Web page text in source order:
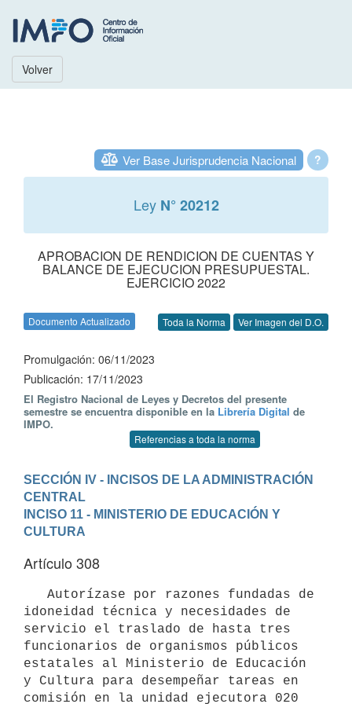
Volver
?
Ver Base Jurisprudencia Nacional
Ley N° 20212
APROBACION DE RENDICION DE CUENTAS Y
BALANCE DE EJECUCION PRESUPUESTAL.
EJERCICIO 2022
Documento Actualizado Toda la Norma Ver Imagen del D.O.
Promulgación: 06/11/2023
Publicación: 17/11/2023
El Registro Nacional de Leyes y Decretos del presente
semestre se encuentra disponible en la Librería Digital de
IMPO.
Referencias a toda la norma
SECCIÓN IV - INCISOS DE LA ADMINISTRACIÓN
CENTRAL
INCISO 11 - MINISTERIO DE EDUCACIÓN Y
CULTURA
Artículo 308
idoneidad técnica y necesidades de
servicio el traslado de hasta tres
funcionarios de organismos públicos
estatales al Ministerio de Educación
y Cultura para desempeñar tareas en
comisión en la unidad ejecutora 020